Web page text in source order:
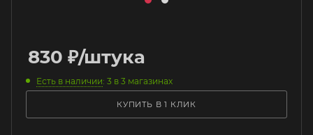
830 ₽/штука
Есть в наличии: 3 в 3 магазинах
КУПИТЬ В 1 КЛИК